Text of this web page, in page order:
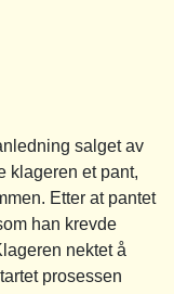
salget av
klageren et pant,
Etter at pantet
han krevde
nektet å
prosessen